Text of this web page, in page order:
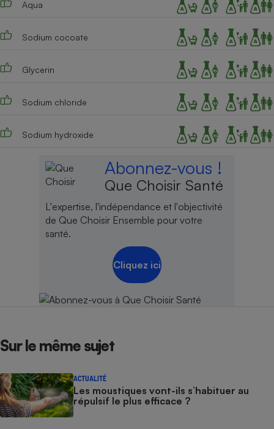
Aqua
Sodium cocoate
Glycerin
Sodium chloride
Sodium hydroxide
Abonnez-vous !
Que Choisir Santé
L'expertise, l'indépendance et l'objectivité
de Que Choisir Ensemble pour votre
santé.
Cliquez ici
Sur le même sujet
ACTUALITÉ
Les moustiques vont-ils s’habituer au
répulsif le plus efficace ?
Plaque de cuisson à
induction
Climatiseur -
Ventilateur
Cafetière à expressos
Téléphone mobile -
Smartphone
Antivirus
Ventilateur